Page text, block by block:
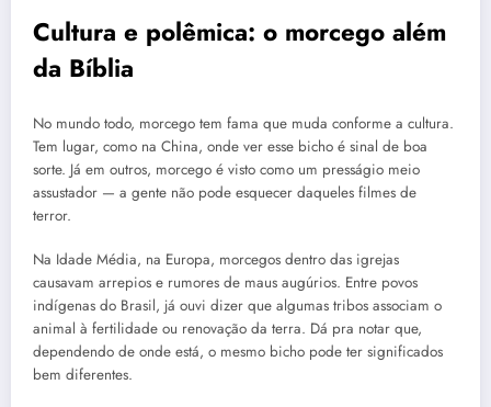
Cultura e polêmica: o morcego além
da Bíblia
No mundo todo, morcego tem fama que muda conforme a cultura.
Tem lugar, como na China, onde ver esse bicho é sinal de boa
sorte. Já em outros, morcego é visto como um presságio meio
assustador — a gente não pode esquecer daqueles filmes de
terror.
Na Idade Média, na Europa, morcegos dentro das igrejas
causavam arrepios e rumores de maus augúrios. Entre povos
indígenas do Brasil, já ouvi dizer que algumas tribos associam o
animal à fertilidade ou renovação da terra. Dá pra notar que,
dependendo de onde está, o mesmo bicho pode ter significados
bem diferentes.